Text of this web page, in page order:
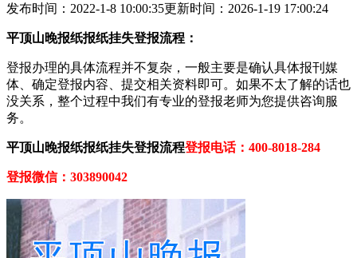
发布时间：2022-1-8 10:00:35更新时间：2026-1-19 17:00:24
平顶山晚报纸报纸挂失登报流程：
登报办理的具体流程并不复杂，一般主要是确认具体报刊媒
体、确定登报内容、提交相关资料即可。如果不太了解的话也
没关系，整个过程中我们有专业的登报老师为您提供咨询服
务。
平顶山晚报纸报纸挂失登报流程登报电话：400-8018-284
登报微信：303890042